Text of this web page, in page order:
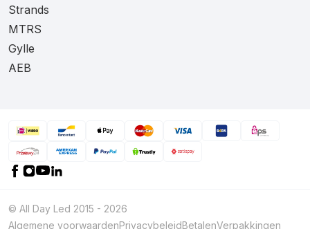
Strands
MTRS
Gylle
AEB
© All Day Led 2015 - 2026
Algemene voorwaardenPrivacybeleidBetalenVerpakkingen